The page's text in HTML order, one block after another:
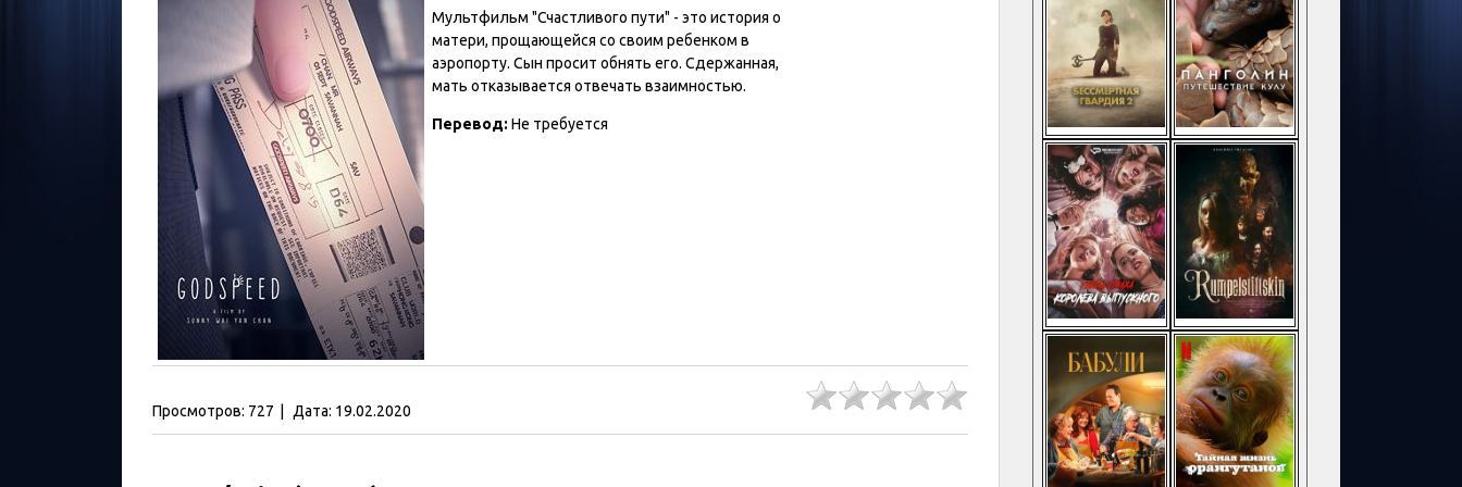
Мультфильм "Счастливого пути" - это история о
матери, прощающейся со своим ребенком в
аэропорту. Сын просит обнять его. Сдержанная,
мать отказывается отвечать взаимностью.
Перевод: Не требуется
Просмотров: 727 Дата: 19.02.2020